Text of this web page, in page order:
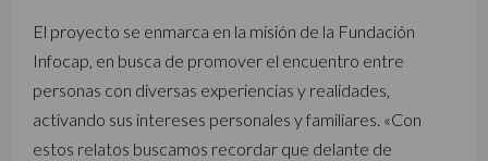
El proyecto se enmarca en la misión de la Fundación
Infocap, en busca de promover el encuentro entre
personas con diversas experiencias y realidades,
activando sus intereses personales y familiares. «Con
estos relatos buscamos recordar que delante de